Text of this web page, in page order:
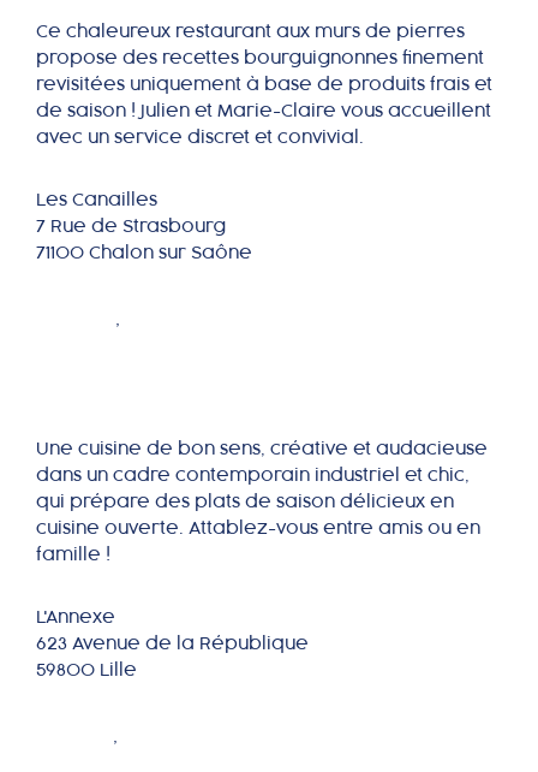
Ce chaleureux restaurant aux murs de pierres
propose des recettes bourguignonnes finement
revisitées uniquement à base de produits frais et
de saison ! Julien et Marie-Claire vous accueillent
avec un service discret et convivial.
Les Canailles
7 Rue de Strasbourg
71100 Chalon sur Saône
,
Une cuisine de bon sens, créative et audacieuse
dans un cadre contemporain industriel et chic,
qui prépare des plats de saison délicieux en
cuisine ouverte. Attablez-vous entre amis ou en
famille !
L'Annexe
623 Avenue de la République
59800 Lille
,